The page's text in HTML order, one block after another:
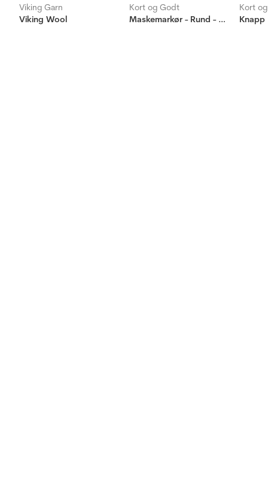
Viking Garn
Viking Wool
Kort og Godt
Maskemarkør - Rund - sort/gull
Kort